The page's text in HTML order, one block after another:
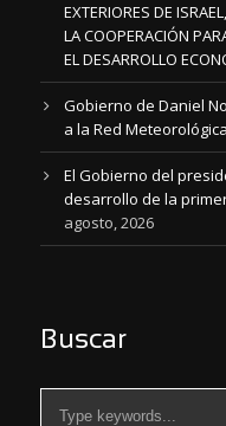
EXTERIORES DE
LA COOPERACIÓN
EL DESARROLLO
Gobierno de Daniel
a la Red
El Gobierno del
desarrollo de la
agosto, 2026
Buscar